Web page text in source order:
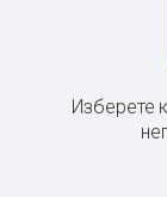
Изберете